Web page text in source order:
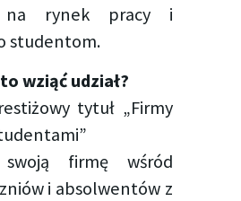
na rynek pracy i
studentom.
wziąć udział?
tytuł „Firmy
firmę wśród
i absolwentów z